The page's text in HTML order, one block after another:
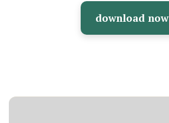
download now